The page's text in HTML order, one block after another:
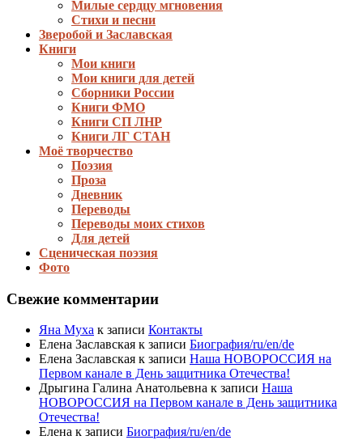
Милые сердцу мгновения
Стихи и песни
Зверобой и Заславская
Книги
Мои книги
Мои книги для детей
Сборники России
Книги ФМО
Книги СП ЛНР
Книги ЛГ СТАН
Моё творчество
Поэзия
Проза
Дневник
Переводы
Переводы моих стихов
Для детей
Сценическая поэзия
Фото
Свежие комментарии
Яна Муха к записи Контакты
Елена Заславская к записи Биография/ru/en/de
Елена Заславская к записи Наша НОВОРОССИЯ на
Первом канале в День защитника Отечества!
Дрыгина Галина Анатольевна к записи Наша
НОВОРОССИЯ на Первом канале в День защитника
Отечества!
Елена к записи Биография/ru/en/de